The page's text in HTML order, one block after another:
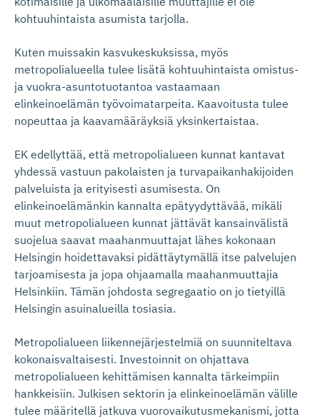
kohtuuhintaista asumista tarjolla.
Kuten muissakin kasvukeskuksissa, myös
metropolialueella tulee lisätä kohtuuhintaista omistus-
ja vuokra-asuntotuotantoa vastaamaan
elinkeinoelämän työvoimatarpeita. Kaavoitusta tulee
nopeuttaa ja kaavamääräyksiä yksinkertaistaa.
EK edellyttää, että metropolialueen kunnat kantavat
yhdessä vastuun pakolaisten ja turvapaikanhakijoiden
palveluista ja erityisesti asumisesta. On
elinkeinoelämänkin kannalta epätyydyttävää, mikäli
muut metropolialueen kunnat jättävät kansainvälistä
suojelua saavat maahanmuuttajat lähes kokonaan
Helsingin hoidettavaksi pidättäytymällä itse palvelujen
tarjoamisesta ja jopa ohjaamalla maahanmuuttajia
Helsinkiin. Tämän johdosta segregaatio on jo tietyillä
Helsingin asuinalueilla tosiasia.
Metropolialueen liikennejärjestelmiä on suunniteltava
kokonaisvaltaisesti. Investoinnit on ohjattava
metropolialueen kehittämisen kannalta tärkeimpiin
hankkeisiin. Julkisen sektorin ja elinkeinoelämän välille
tulee määritellä jatkuva vuorovaikutusmekanismi, jotta